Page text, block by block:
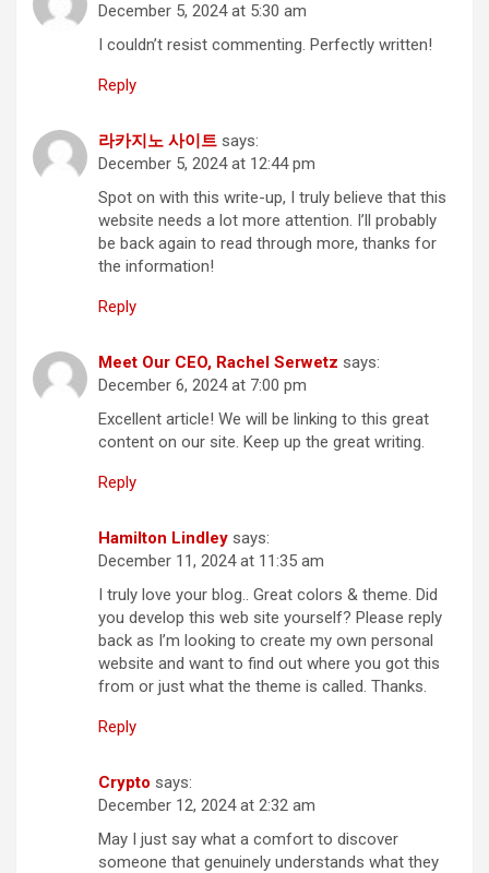
December 5, 2024 at 5:30 am
I couldn’t resist commenting. Perfectly written!
Reply
라카지노 사이트 says:
December 5, 2024 at 12:44 pm
Spot on with this write-up, I truly believe that this
website needs a lot more attention. I’ll probably
be back again to read through more, thanks for
the information!
Reply
Meet Our CEO, Rachel Serwetz says:
December 6, 2024 at 7:00 pm
Excellent article! We will be linking to this great
content on our site. Keep up the great writing.
Reply
Hamilton Lindley says:
December 11, 2024 at 11:35 am
I truly love your blog.. Great colors & theme. Did
you develop this web site yourself? Please reply
back as I’m looking to create my own personal
website and want to find out where you got this
from or just what the theme is called. Thanks.
Reply
Crypto says:
December 12, 2024 at 2:32 am
May I just say what a comfort to discover
someone that genuinely understands what they